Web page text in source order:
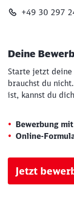
+49 30 297
Deine
Starte jetzt deine
brauchst du
ist, kannst du
Bewerbung
Online-
Jetzt